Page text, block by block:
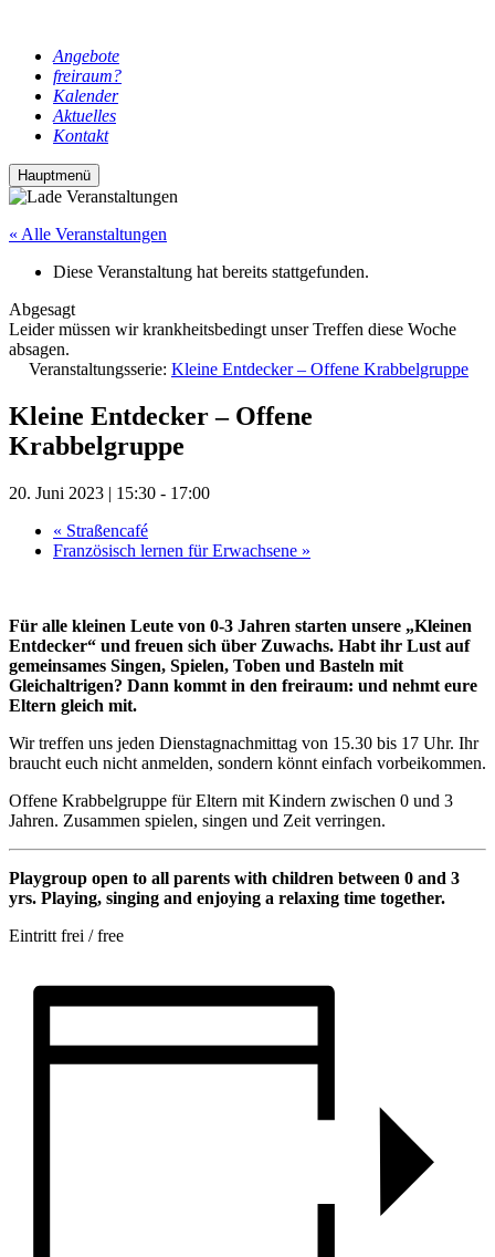
Angebote
freiraum?
Kalender
Aktuelles
Kontakt
Hauptmenü
« Alle Veranstaltungen
Diese Veranstaltung hat bereits stattgefunden.
Abgesagt
Leider müssen wir krankheitsbedingt unser Treffen diese Woche
absagen.
Veranstaltungsserie: Kleine Entdecker – Offene Krabbelgruppe
Kleine Entdecker – Offene
Krabbelgruppe
20. Juni 2023 | 15:30 - 17:00
« Straßencafé
Französisch lernen für Erwachsene »
Für alle kleinen Leute von 0-3 Jahren starten unsere „Kleinen
Entdecker“ und freuen sich über Zuwachs. Habt ihr Lust auf
gemeinsames Singen, Spielen, Toben und Basteln mit
Gleichaltrigen? Dann kommt in den freiraum: und nehmt eure
Eltern gleich mit.
Wir treffen uns jeden Dienstagnachmittag von 15.30 bis 17 Uhr. Ihr
braucht euch nicht anmelden, sondern könnt einfach vorbeikommen.
Offene Krabbelgruppe für Eltern mit Kindern zwischen 0 und 3
Jahren. Zusammen spielen, singen und Zeit verringen.
Playgroup open to all parents with children between 0 and 3
yrs. Playing, singing and enjoying a relaxing time together.
Eintritt frei / free